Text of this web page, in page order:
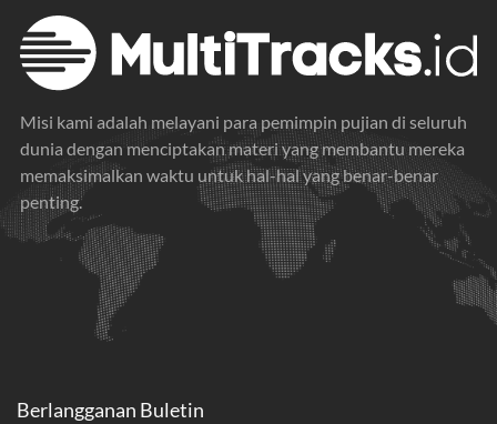
Misi kami adalah melayani para pemimpin pujian di seluruh
dunia dengan menciptakan materi yang membantu mereka
memaksimalkan waktu untuk hal-hal yang benar-benar
penting.
Berlangganan Buletin